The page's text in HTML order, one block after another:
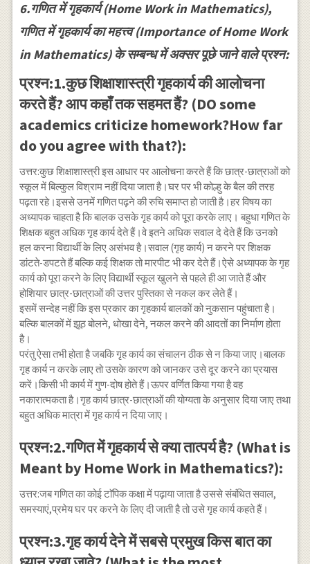
6.गणित में गृहकार्य (Home Work in Mathematics),
गणित में गृहकार्य का महत्त्व (Importance of Home Work
in Mathematics) के सम्बन्ध में अक्सर पूछे जाने वाले प्रश्न:
प्रश्न:1.कुछ शिक्षाशास्त्री गृहकार्य की आलोचना
करते हैं? आप कहाँ तक सहमत हैं? (DO some
academics criticize homework?How far
do you agree with that?):
उत्तर:कुछ शिक्षाशास्त्री इस आधार पर आलोचना करते हैं कि छात्र-छात्राओं को
स्कूल में बिल्कुल विश्राम नहीं दिया जाता है।घर पर भी कोल्हु के बैल की तरह
पढ़ता रहे।इससे उनमें गणित पढ़ने की रुचि समाप्त हो जाती है।हर विषय का
अध्यापक चाहता है कि बालक उसके गृह कार्य को पूरा करके लाए। बहुधा गणित के
शिक्षक बहुत अधिक गृह कार्य देते हैं।वे इतने अधिक सवाल दे देते हैं कि उनको
हल करना विद्यार्थी के लिए असंभव है।सवाल (गृह कार्य) न करने पर शिक्षक
डांटते-डपटते हैं बल्कि कई शिक्षक तो मारपीट भी कर देते हैं।ऐसे अध्यापक के गृह
कार्य को पूरा करने के लिए विद्यार्थी स्कूल खुलने से पहले ही आ जाते हैं और
होशियार छात्र-छात्राओं की उत्तर पुस्तिका से नकल कर लेते हैं।
इसमें सन्देह नहीं कि इस प्रकार का गृहकार्य बालकों को नुकसान पहुंचाता है।
बल्कि बालकों में झूठ बोलने, धोखा देने, नकल करने की आदतों का निर्माण होता
है।
परंतु ऐसा तभी होता है जबकि गृह कार्य का संचालन ठीक से न किया जाए।बालक
गृह कार्य न करके लाए तो उसके कारण को जानकर उसे दूर करने का प्रयास
करें।किसी भी कार्य में गुण-दोष होते हैं।ऊपर वर्णित किया गया है वह
नकारात्मकता है।गृह कार्य छात्र-छात्राओं की योग्यता के अनुसार दिया जाए तथा
बहुत अधिक मात्रा में गृह कार्य न दिया जाए।
प्रश्न:2.गणित में गृहकार्य से क्या तात्पर्य है? (What is
Meant by Home Work in Mathematics?):
उत्तर:जब गणित का कोई टाॅपिक कक्षा में पढ़ाया जाता है उससे संबंधित सवाल,
समस्याएं,प्रमेय घर पर करने के लिए दी जाती है तो उसे गृह कार्य कहते हैं।
प्रश्न:3.गृह कार्य देने में सबसे प्रमुख किस बात का